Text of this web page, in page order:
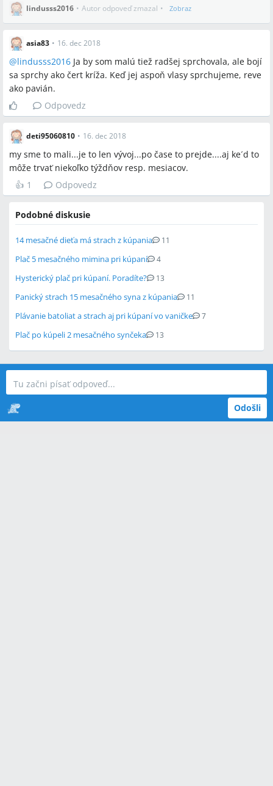
lindusss2016 • Autor odpoveď zmazal • Zobraz
asia83 • 16. dec 2018
@lindusss2016 Ja by som malú tiež radšej sprchovala, ale bojí
sa sprchy ako čert kríža. Keď jej aspoň vlasy sprchujeme, reve
ako pavián.
Odpovedz
deti95060810 • 16. dec 2018
my sme to mali...je to len vývoj...po čase to prejde....aj ke´d to
môže trvať niekoľko týždňov resp. mesiacov.
👍 1 Odpovedz
Podobné diskusie
14 mesačné dieťa má strach z kúpania 11
Plač 5 mesačného mimina pri kúpaní 4
Hysterický plač pri kúpaní. Poradíte? 13
Panický strach 15 mesačného syna z kúpania 11
Plávanie batoliat a strach aj pri kúpaní vo vaničke 7
Plač po kúpeli 2 mesačného synčeka 13
Odošli